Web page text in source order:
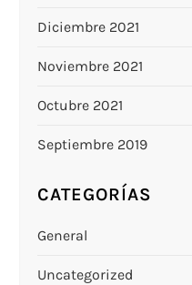
Diciembre 2021
Noviembre 2021
Octubre 2021
Septiembre 2019
CATEGORÍAS
General
Uncategorized